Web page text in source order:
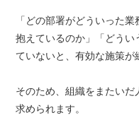
「どの部署がどういった
抱えているのか」「どうい
ていないと、有効な施策が
そのため、組織をまたい
求められます。